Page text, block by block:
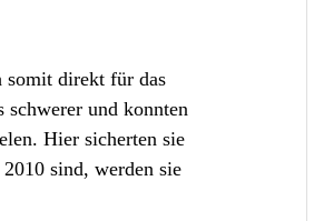
somit direkt für das
und konnten
Hier sicherten sie
sind, werden sie